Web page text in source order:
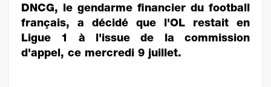
DNCG, le gendarme financier du football
français, a décidé que l'OL restait en
Ligue 1 à l'issue de la commission
d'appel, ce mercredi 9 juillet.